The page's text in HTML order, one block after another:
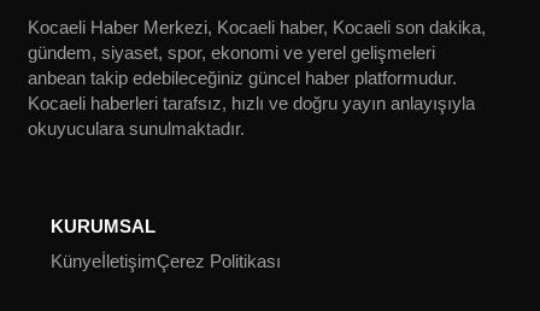
Kocaeli Haber Merkezi, Kocaeli haber, Kocaeli son dakika,
gündem, siyaset, spor, ekonomi ve yerel gelişmeleri
anbean takip edebileceğiniz güncel haber platformudur.
Kocaeli haberleri tarafsız, hızlı ve doğru yayın anlayışıyla
okuyuculara sunulmaktadır.
KURUMSAL
KünyeİletişimÇerez Politikası